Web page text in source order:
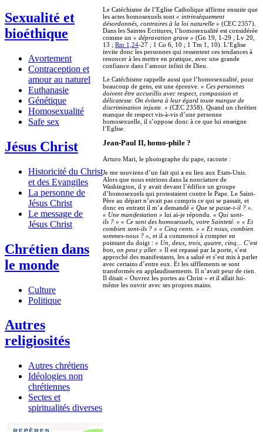
Sexualité et
bioéthique
Avortement
Contraception et
amour au naturel
Euthanasie
Génétique
Homosexualité
Safe sex
Jésus Christ
Historicité du Christ
et des Evangiles
La personne de
Jésus Christ
Le message de
Jésus Christ
Chrétien dans
le monde
Culture
Politique
Autres
religiosités
Autres chrétiens
Idéologies non
chrétiennes
Sectes et
spiritualités diverses
Le Catéchisme de l’Eglise Catholique affirme ensuite que
les actes homosexuels sont « intrinsèquement
désordonnés, contraires à la loi naturelle » (CEC 2357).
Dans les Saintes Ecritures, l’homosexualité est considérée
comme un « dépravation grave » (Gn 19, 1-29 ; Lv 20,
13 ; Rm 1,24-27 ; 1 Co 6, 10 ; 1 Tm 1, 10). L’Eglise
invite donc les personnes qui ressentent ces tendances à
renoncer à les mettre en pratique, avec une grande
confiance dans l’amour infini de Dieu.
Le Catéchisme rappelle aussi que l’homosexualité, pour
beaucoup de gens, est une épreuve. « Ces personnes
doivent être accueillis avec respect, compassion et
délicatesse. On évitera à leur égard toute marque de
discrimination injuste. » (CEC 2358). Quand un chrétien
manque de respect vis-à-vis d’une personne
homosexuelle, il s’oppose donc à ce que lui enseigne
l’Eglise.
Jean-Paul II, homo-phile ?
Arturo Mari, le photographe du pape, raconte :
Je me souviens d’un fait qui a eu lieu aux Etats-Unis.
Alors que nous entrions dans la nonciature de
Washington, il y avait devant l’édifice un groupe
d’homosexuels qui protestaient contre le Pape. Le Saint-
Père au départ n’avait pas compris ce qui se passait, et
donc en entrant il m’a demandé « Que se passe-t-il ? »
« Une manifestation » lui ai-je répondu. « Qui sont-
ils ? » « Ce sont des homosexuels, votre Sainteté. » « Et
combien sont-ils ? » « Cinq cents. » « Et nous, combien
sommes-nous ? » , et il a commencé à compter en
pointant du doigt : « Un, deux, trois, quatre, cinq... C’est
bon, on peut y aller. » Il est repassé par la porte, s’est
approché des manifestants, les a salué et s’est mis à parler
avec certains d’entre eux. Et les sifflements se sont
transformés en applaudissements. Il n’avait peur de rien.
Il disait « Ouvrez les portes au Christ » et il allait lui-
même les ouvrir avec ses propres mains.